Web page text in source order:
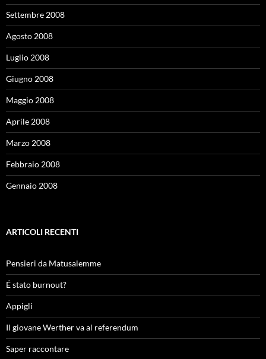
Settembre 2008
Agosto 2008
Luglio 2008
Giugno 2008
Maggio 2008
Aprile 2008
Marzo 2008
Febbraio 2008
Gennaio 2008
ARTICOLI RECENTI
Pensieri da Matusalemme
É stato burnout?
Appigli
Il giovane Werther va al referendum
Saper raccontare